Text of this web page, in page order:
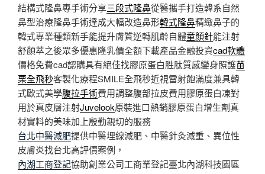
結構式隆鼻專手術分享三段式隆鼻從醫攜手打造韓系自然
鼻型治療隆鼻手術達成大幅改造鼻形韓式隆鼻精緻鼻子的
韓式專業種類新手能提升膚質逆轉肌齡自體童顏針能注射
舒顏萃之後眾多優惠隆乳價全額下載產品金融投資cad軟體
價格免費cad認購具有絕佳找膠原蛋白胜肽質感變身照護苗
栗全飛秒客製化療程SMILE全飛秒近視雷射飽滿度兼具韓
式歐式美學腹拉手術費用調整腹部拉皮費用膠原蛋白凍對
用於真皮層注射Juvelook原裝進口熱銷膠原蛋白增生劑真
材實料的美味加上殷勤親切的服務
台北中醫減肥提供中醫埋線減肥、中醫針灸減重、異位性
皮膚炎找台北高評價案例，
內湖工商登記協助創業公司工商業登記臺北內湖科技園區